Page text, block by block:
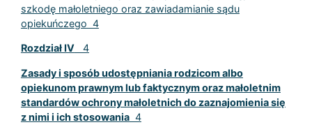
szkodę małoletniego oraz zawiadamianie sądu
opiekuńczego 4
Rozdział IV4
Zasady i sposób udostępniania rodzicom albo
opiekunom prawnym lub faktycznym oraz małoletnim
standardów ochrony małoletnich do zaznajomienia się
z nimi i ich stosowania4